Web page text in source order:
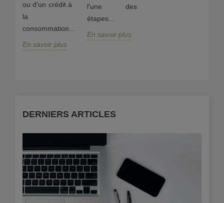
DERNIERS ARTICLES
ou d'un crédit à
la
consommation...
En savoir plus
l'une des
étapes...
En savoir plus